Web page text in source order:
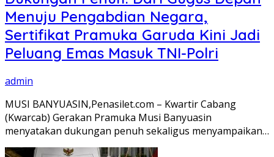
Menuju Pengabdian Negara,
Sertifikat Pramuka Garuda Kini Jadi
Peluang Emas Masuk TNI-Polri
admin
MUSI BANYUASIN,Penasilet.com – Kwartir Cabang
(Kwarcab) Gerakan Pramuka Musi Banyuasin
menyatakan dukungan penuh sekaligus menyampaikan…